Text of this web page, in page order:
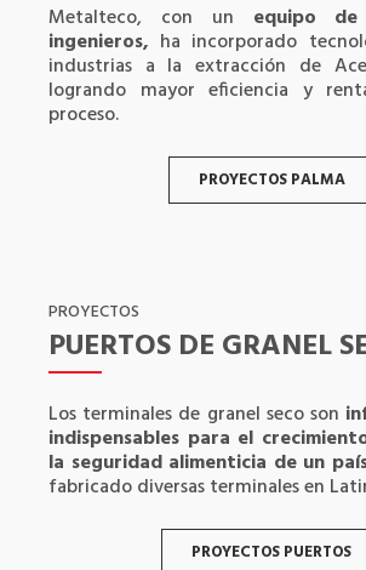
Metalteco, con un equipo
ingenieros, ha incorporado
industrias a la extracción de
logrando mayor eficiencia y
proceso.
PROYECTOS PALMA
PROYECTOS
PUERTOS DE GRANEL
Los terminales de granel seco son
indispensables para el
la seguridad alimenticia de un
fabricado diversas terminales en
PROYECTOS PUERTOS